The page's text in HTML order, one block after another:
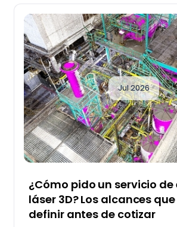
Jul 2026
¿Cómo pido un servicio de
láser 3D? Los alcances
definir antes de cotizar